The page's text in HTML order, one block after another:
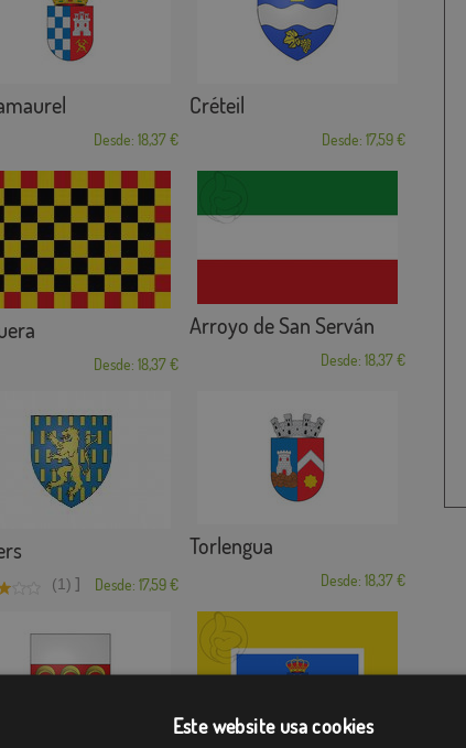
Desde: 18,37 €
Créteil
Desde: 17,59 €
Desde: 18,37 €
Arroyo de San Serván
Desde: 18,37 €
(1) ] Desde: 17,59 €
Torlengua
Desde: 18,37 €
Este website usa cookies